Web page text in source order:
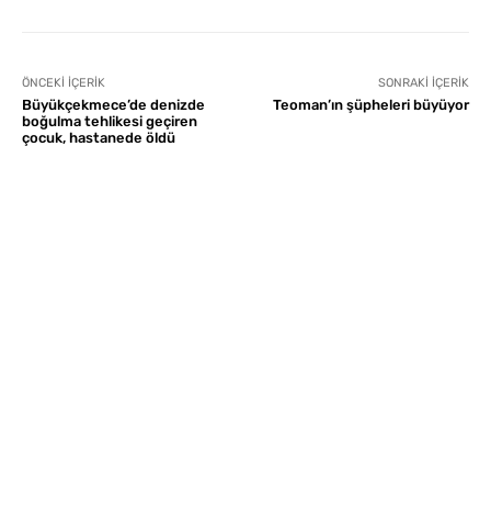
ÖNCEKI İÇERIK
Büyükçekmece’de denizde
boğulma tehlikesi geçiren
çocuk, hastanede öldü
SONRAKI İÇERIK
Teoman’ın şüpheleri büyüyor